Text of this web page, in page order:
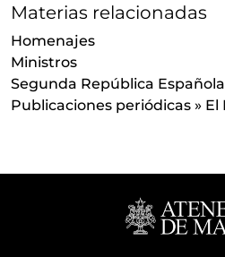
Materias relacionadas
Homenajes
Ministros
Segunda República Española
Publicaciones periódicas » El